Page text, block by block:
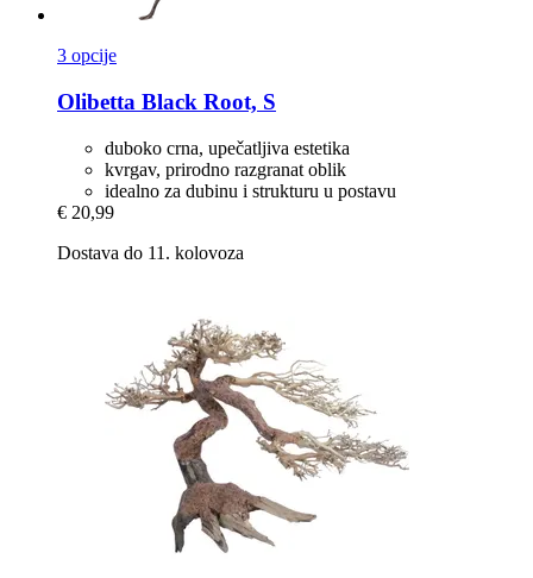
3 opcije
Olibetta Black Root, S
duboko crna, upečatljiva estetika
kvrgav, prirodno razgranat oblik
idealno za dubinu i strukturu u postavu
€ 20,99
Dostava do 11. kolovoza